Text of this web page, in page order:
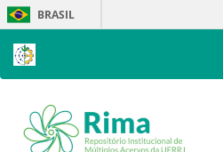
Skip
navigation
BRASIL